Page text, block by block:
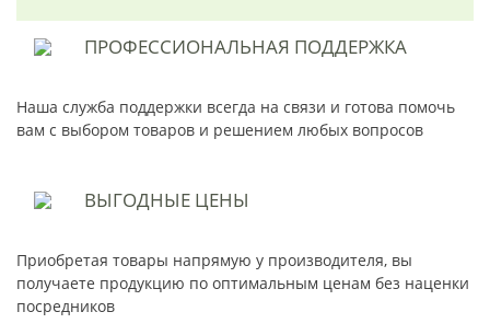
ПРОФЕССИОНАЛЬНАЯ ПОДДЕРЖКА
Наша служба поддержки всегда на связи и готова помочь
вам с выбором товаров и решением любых вопросов
ВЫГОДНЫЕ ЦЕНЫ
Приобретая товары напрямую у производителя, вы
получаете продукцию по оптимальным ценам без наценки
посредников